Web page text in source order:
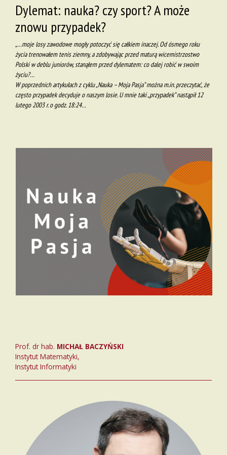
Dylemat: nauka? czy sport? A może
znowu przypadek?
„…moje losy zawodowe mogły potoczyć się całkiem inaczej. Od ósmego roku
życia trenowałem tenis ziemny, a zdobywając przed maturą wicemistrzostwo
Polski w deblu juniorów, stanąłem przed dylematem: co dalej robić w swoim
życiu?…
W poprzednich artykułach z cyklu „Nauka – Moja Pasja” można m.in. przeczytać, że
często przypadek decyduje o naszym losie. U mnie taki „przypadek” nastąpił 12
lutego 2003 r. o godz. 18:24…
Prof. dr hab. MICHAŁ BACZYŃSKI
Instytut Matematyki,
Instytut Informatyki